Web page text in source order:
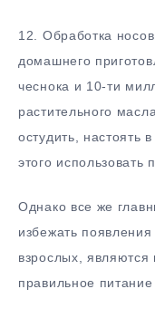
12. Обработка
домашнего
чеснока и 10-ти
растительного
остудить, настоять
этого использовать
Однако все же
избежать
взрослых, являются
правильное